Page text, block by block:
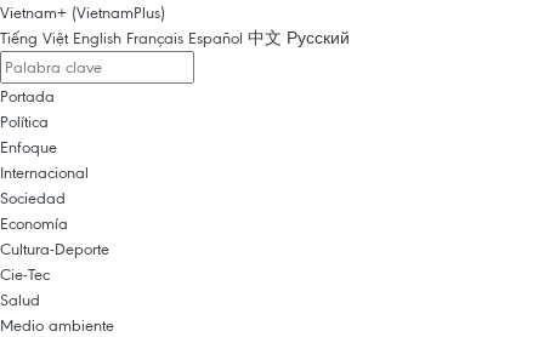
Vietnam+ (VietnamPlus)
Tiếng Việt English Français Español 中文 Русский
Portada
Política
Enfoque
Internacional
Sociedad
Economía
Cultura-Deporte
Cie-Tec
Salud
Medio ambiente